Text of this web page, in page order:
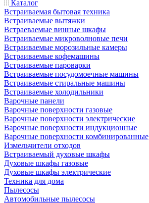
Каталог
Встраиваемая бытовая техника
Встраиваемые вытяжки
Встраеваемые винные шкафы
Встраиваемые микроволновые печи
Встраиваемые морозильные камеры
Встраиваемые кофемашины
Встраиваемые пароварки
Встраиваемые посудомоечные машины
Встраиваемые стиральные машины
Встраиваемые холодильники
Варочные панели
Варочные поверхности газовые
Варочные поверхности электрические
Варочные поверхности индукционные
Варочные поверхности комбинированные
Измельчители отходов
Встраиваемый духовые шкафы
Духовые шкафы газовые
Духовые шкафы электрические
Техника для дома
Пылесосы
Автомобильные пылесосы